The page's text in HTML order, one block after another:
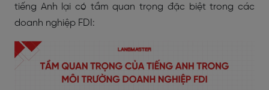
tiếng Anh lại có tầm quan trọng đặc biệt trong các
doanh nghiệp FDI: